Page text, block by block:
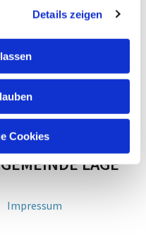
Details zeigen
Cookies
LAGE
Impressum